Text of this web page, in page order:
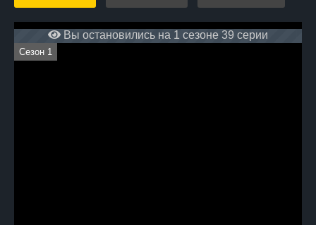
Вы остановились на 1 сезоне 39 серии
Сезон 1